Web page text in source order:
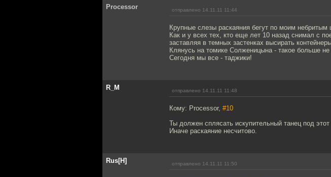
Processor отправлено 14.11.11 11:44
Крупные слезы раскаяния бегут по моим небритым
Как и у всех тех, кто еще лет 10 назад снимал с
заставляя в темных застенках высирать
Клянусь на томике Солженицына - такое больше не
Сегодня мы все - таджики!
R_M отправлено 14.11.11 11:48
Кому: Processor, #10
Ты должен сплясать искупительный танец под этот
Иначе раскаяние несчитово.
Rus[H] отправлено 14.11.11 11:50